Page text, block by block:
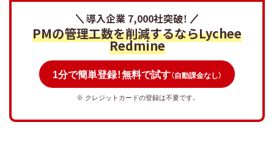
工程管理担当者に求められる仕事内容
工程計画の立案と調整
進捗管理と関係者調整
改善活動の推進
計画性があり全体を見渡せる
導入企業 7,000社突破！
PMの管理工数を削減するならLychee
Redmine
1分で簡単登録！無料で試す（自動課金なし）
※ クレジットカードの登録は不要です。